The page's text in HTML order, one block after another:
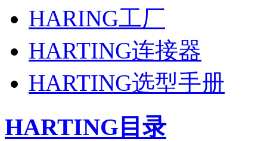
HARING工厂
HARTING连接器
HARTING选型手册
HARTING目录